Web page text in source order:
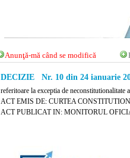
Anunţă-mă când se modifică
DECIZIE Nr. 10 din 24 ianuarie
referitoare la exceptia de
ACT EMIS DE: CURTEA
ACT PUBLICAT IN: MONITORUL